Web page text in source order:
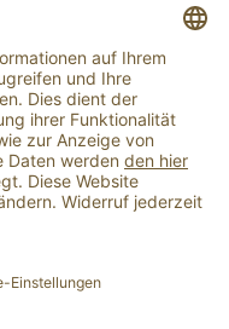
Münster
zzgl.